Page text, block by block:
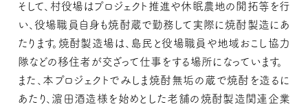
そして、村役場はプロジェクト推進や休眠農地の開拓等を行
い、役場職員自身も焼酎蔵で勤務して実際に焼酎製造にあ
たります。焼酎製造場は、島民と役場職員や地域おこし協力
隊などの移住者が交ざって仕事をする場所になっています。
また、本プロジェクトでみしま焼酎無垢の蔵で焼酎を造るに
あたり、濵田酒造様を始めとした⽼舗の焼酎製造関連企業